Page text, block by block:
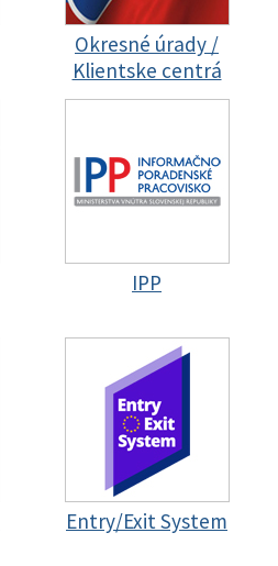
Okresné úrady /
Klientske centrá
IPP
Entry/Exit System